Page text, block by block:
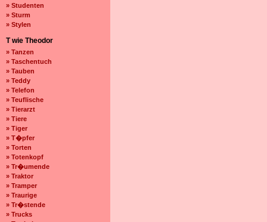
» Studenten
» Sturm
» Stylen
T wie Theodor
» Tanzen
» Taschentuch
» Tauben
» Teddy
» Telefon
» Teuflische
» Tierarzt
» Tiere
» Tiger
» T�pfer
» Torten
» Totenkopf
» Tr�umende
» Traktor
» Tramper
» Traurige
» Tr�stende
» Trucks